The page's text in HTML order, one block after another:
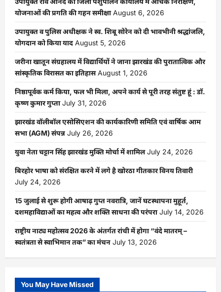
योजनाओं की प्रगति की गहन समीक्षा August 6, 2026
उपायुक्त व पुलिस अधीक्षक ने स्व. शिबू सोरेन को दी भावभीनी श्रद्धांजलि,
योगदान को किया याद August 5, 2026
जरीना खातून संग्रहालय में विद्यार्थियों ने जाना झारखंड की पुरातात्विक और
सांस्कृतिक विरासत का इतिहास August 1, 2026
निष्ठापूर्वक कर्म किया, फल भी मिला, अपने कार्य से पूरी तरह संतुष्ट हूं : डॉ.
कृष्ण कुमार गुप्ता July 31, 2026
झारखंड वॉलीबॉल एसोसिएशन की कार्यकारिणी समिति एवं वार्षिक आम
सभा (AGM) संपन्न July 26, 2026
युवा नेता चट्टान सिंह झारखंड मुक्ति मोर्चा में शामिल July 24, 2026
बिरहोर भाषा को संरक्षित करने में लगे है खोरठा गीतकार विनय तिवारी
July 24, 2026
15 जुलाई से शुरू होगी आषाढ़ गुप्त नवरात्रि, जानें घटस्थापना मुहूर्त,
दशमहाविद्याओं का महत्व और शक्ति साधना की परंपरा July 14, 2026
राष्ट्रीय नाट्य महोत्सव 2026 के अंतर्गत रांची में होगा “वंदे मातरम् –
स्वतंत्रता से स्वाभिमान तक” का मंचन July 13, 2026
You May Have Missed